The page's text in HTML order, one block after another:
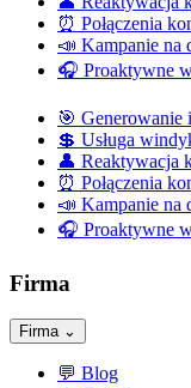
⏰ Połączenia
📣 Kampanie na
🎧 Proaktywne
🎯
💲 Usługa
👤 Reaktywacja
⏰ Połączenia
📣 Kampanie na
🎧 Proaktywne
Firma
Firma ⌄
💬 Blog